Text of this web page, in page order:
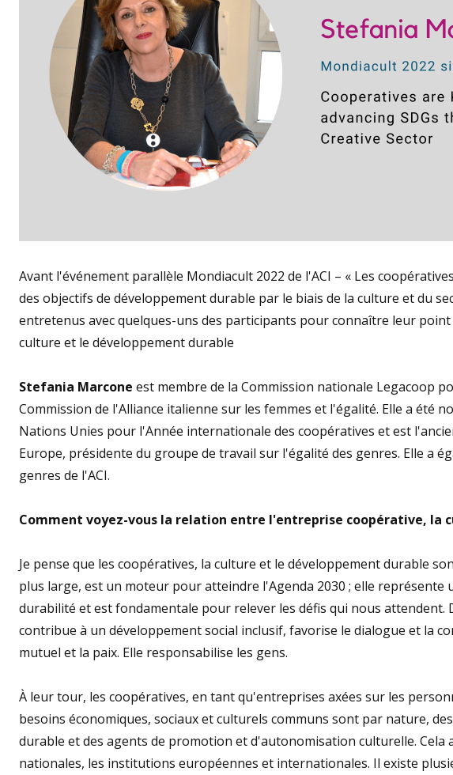
Avant l'événement parallèle Mondiacult 2022 de l'ACI – « Les
des objectifs de développement durable par le biais de la culture et du
entretenus avec quelques-uns des participants pour connaître leur
culture et le développement durable
Stefania Marcone est membre de la Commission nationale Legacoop
Commission de l'Alliance italienne sur les femmes et l'égalité. Elle a été
Nations Unies pour l'Année internationale des coopératives et est
Europe, présidente du groupe de travail sur l'égalité des genres. Elle a
genres de l'ACI.
Comment voyez-vous la relation entre l'entreprise coopérative, la
Je pense que les coopératives, la culture et le développement durable
plus large, est un moteur pour atteindre l'Agenda 2030 ; elle représente
durabilité et est fondamentale pour relever les défis qui nous attendent.
contribue à un développement social inclusif, favorise le dialogue et la
mutuel et la paix. Elle responsabilise les gens.
À leur tour, les coopératives, en tant qu'entreprises axées sur les
besoins économiques, sociaux et culturels communs sont par nature,
durable et des agents de promotion et d'autonomisation culturelle.
nationales, les institutions européennes et internationales. Il existe